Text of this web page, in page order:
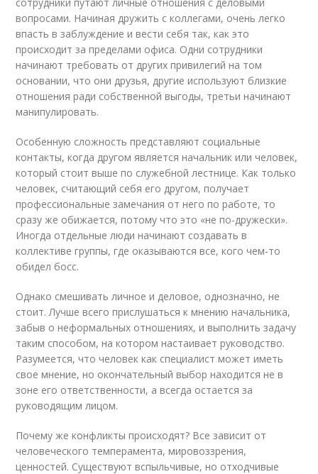
вопросами. Начиная дружить с коллегами, очень легко
впасть в заблуждение и вести себя так, как это
происходит за пределами офиса. Одни сотрудники
начинают требовать от других привилегий на том
основании, что они друзья, другие используют близкие
отношения ради собственной выгоды, третьи начинают
манипулировать.
Особенную сложность представляют социальные
контакты, когда другом является начальник или человек,
который стоит выше по служебной лестнице. Как только
человек, считающий себя его другом, получает
профессиональные замечания от него по работе, то
сразу же обижается, потому что это «не по-дружески».
Иногда отдельные люди начинают создавать в
коллективе группы, где оказываются все, кого чем-то
обидел босс.
Однако смешивать личное и деловое, однозначно, не
стоит. Лучше всего прислушаться к мнению начальника,
забыв о неформальных отношениях, и выполнить задачу
таким способом, на котором настаивает руководство.
Разумеется, что человек как специалист может иметь
свое мнение, но окончательный выбор находится не в
зоне его ответственности, а всегда остается за
руководящим лицом.
Почему же конфликты происходят? Все зависит от
человеческого темперамента, мировоззрения,
ценностей. Существуют вспыльчивые, но отходчивые